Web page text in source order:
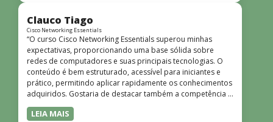
Clauco Tiago
Cisco Networking Essentials
“O curso Cisco Networking Essentials superou minhas
expectativas, proporcionando uma base sólida sobre
redes de computadores e suas principais tecnologias. O
conteúdo é bem estruturado, acessível para iniciantes e
prático, permitindo aplicar rapidamente os conhecimentos
adquiridos. Gostaria de destacar também a competência e
o conhecimento técnico do instrutor Peterson, que
demonstrou total domínio do assunto e soube explicar
LEIA MAIS